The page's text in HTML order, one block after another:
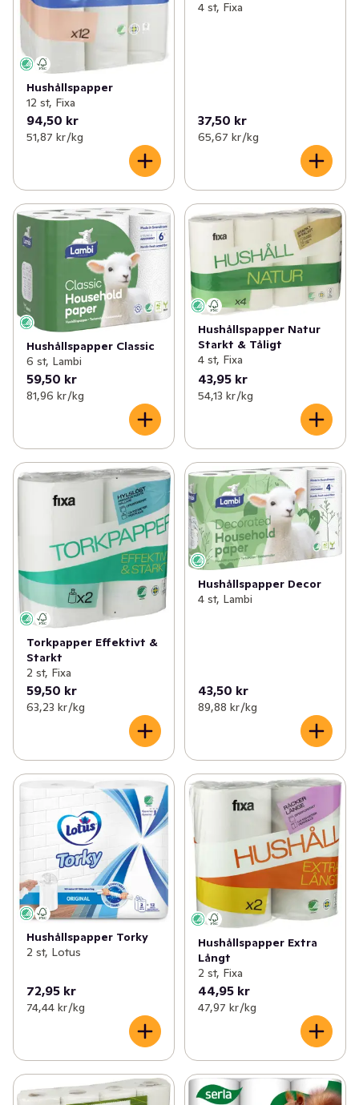
Hushållspapper
12 st, Fixa
94,50 kr
51,87 kr /kg
4 st, Fixa
37,50 kr
65,67 kr /kg
Hushållspapper Classic
6 st, Lambi
59,50 kr
81,96 kr /kg
Hushållspapper Natur
Starkt & Tåligt
4 st, Fixa
43,95 kr
54,13 kr /kg
Torkpapper Effektivt &
Starkt
2 st, Fixa
59,50 kr
63,23 kr /kg
Hushållspapper Decor
4 st, Lambi
43,50 kr
89,88 kr /kg
Hushållspapper Torky
2 st, Lotus
72,95 kr
74,44 kr /kg
Hushållspapper Extra
Långt
2 st, Fixa
44,95 kr
47,97 kr /kg